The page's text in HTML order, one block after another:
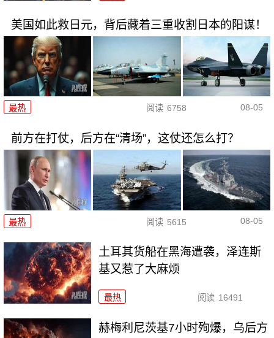
美国如此救日元，背后藏着三重收割日本的阳谋！
最热 阅读 6758 08-05
前方在打仗，后方在“清场”，这仗还怎么打？
最热 阅读 5615 08-05
土耳其货船在黑海遭袭，泽连斯
基又惹了大麻烦
最热 阅读 16491
赫梅利尼茨基7小时殉爆，乌后方